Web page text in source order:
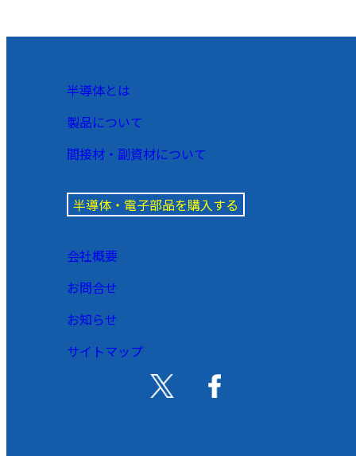
半導体とは
製品について
間接材・副資材について
半導体・電子部品を購入する
会社概要
お問合せ
お知らせ
サイトマップ